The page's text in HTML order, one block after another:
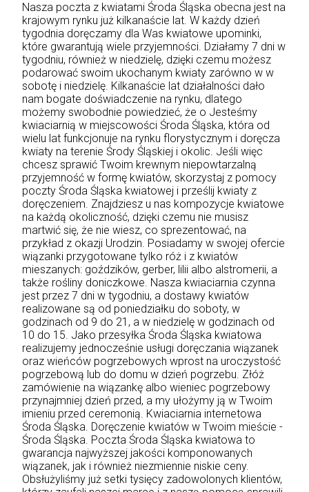
Nasza poczta z kwiatami Środa Śląska obecna jest na
krajowym rynku już kilkanaście lat. W każdy dzień
tygodnia doręczamy dla Was kwiatowe upominki,
które gwarantują wiele przyjemności. Działamy 7 dni w
tygodniu, również w niedzielę, dzięki czemu możesz
podarować swoim ukochanym kwiaty zarówno w w
sobotę i niedzielę. Kilkanaście lat działalności dało
nam bogate doświadczenie na rynku, dlatego
możemy swobodnie powiedzieć, że o Jesteśmy
kwiaciarnią w miejscowości Środa Śląska, która od
wielu lat funkcjonuje na rynku florystycznym i doręcza
kwiaty na terenie Środy Śląskiej i okolic. Jeśli więc
chcesz sprawić Twoim krewnym niepowtarzalną
przyjemność w formę kwiatów, skorzystaj z pomocy
poczty Środa Śląska kwiatowej i prześlij kwiaty z
doręczeniem. Znajdziesz u nas kompozycje kwiatowe
na każdą okoliczność, dzięki czemu nie musisz
martwić się, że nie wiesz, co sprezentować, na
przykład z okazji Urodzin. Posiadamy w swojej ofercie
wiązanki przygotowane tylko róż i z kwiatów
mieszanych: goździków, gerber, lilii albo alstromerii, a
także rośliny doniczkowe. Nasza kwiaciarnia czynna
jest przez 7 dni w tygodniu, a dostawy kwiatów
realizowane są od poniedziałku do soboty, w
godzinach od 9 do 21, a w niedzielę w godzinach od
10 do 15. Jako przesyłka Środa Śląska kwiatowa
realizujemy jednocześnie usługi doręczania wiązanek
oraz wieńców pogrzebowych wprost na uroczystość
pogrzebową lub do domu w dzień pogrzebu. Złóż
zamówienie na wiązankę albo wieniec pogrzebowy
przynajmniej dzień przed, a my ułożymy ją w Twoim
imieniu przed ceremonią. Kwiaciarnia internetowa
Środa Śląska. Doręczenie kwiatów w Twoim mieście -
Środa Śląska. Poczta Środa Śląska kwiatowa to
gwarancja najwyższej jakości komponowanych
wiązanek, jak i również niezmiennie niskie ceny.
Obsłużyliśmy już setki tysięcy zadowolonych klientów,